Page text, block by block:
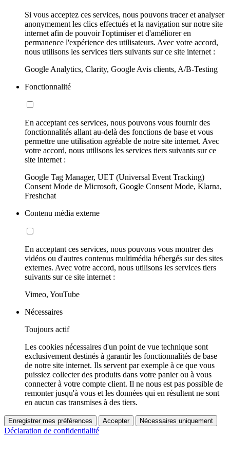
Si vous acceptez ces services, nous pouvons tracer et analyser
anonymement les clics effectués et la navigation sur notre site
internet afin de pouvoir l'optimiser et d'améliorer en
permanence l'expérience des utilisateurs. Avec votre accord,
nous utilisons les services tiers suivants sur ce site internet :
Google Analytics, Clarity, Google Avis clients, A/B-Testing
Fonctionnalité
En acceptant ces services, nous pouvons vous fournir des
fonctionnalités allant au-delà des fonctions de base et vous
permettre une utilisation agréable de notre site internet. Avec
votre accord, nous utilisons les services tiers suivants sur ce
site internet :
Google Tag Manager, UET (Universal Event Tracking)
Consent Mode de Microsoft, Google Consent Mode, Klarna,
Freshchat
Contenu média externe
En acceptant ces services, nous pouvons vous montrer des
vidéos ou d'autres contenus multimédia hébergés sur des sites
externes. Avec votre accord, nous utilisons les services tiers
suivants sur ce site internet :
Vimeo, YouTube
Nécessaires
Toujours actif
Les cookies nécessaires d'un point de vue technique sont
exclusivement destinés à garantir les fonctionnalités de base
de notre site internet. Ils servent par exemple à ce que vous
puissiez collecter des produits dans votre panier ou à vous
connecter à votre compte client. Il ne nous est pas possible de
remonter jusqu'à vous et les données qui en résultent ne sont
en aucun cas transmises à des tiers.
Enregistrer mes préférences Accepter Nécessaires uniquement
Déclaration de confidentialité